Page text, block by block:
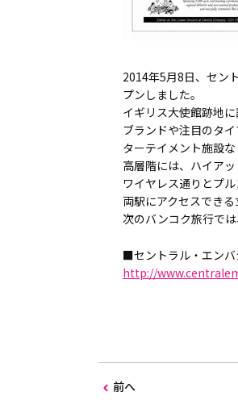
2014年5月8日、セン
プンしました。
イギリス大使館跡地
ブランドや注目のタ
ターテイメント施設な
高層階には、ハイア
ワイヤレス通りとプ
両駅にアクセスできる
次のバンコク旅行では
■セントラル・エンバ
http://
前へ